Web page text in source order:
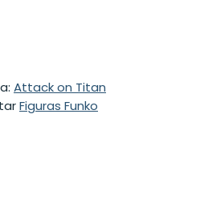
Attack on Titan
Figuras Funko